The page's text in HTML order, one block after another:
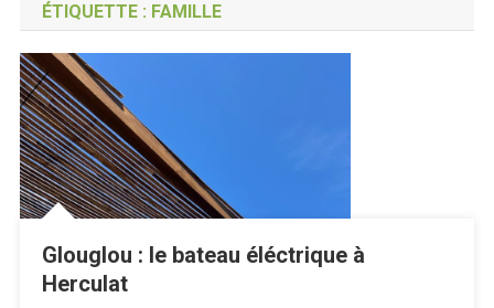
ÉTIQUETTE : FAMILLE
Glouglou : le bateau éléctrique à
Herculat